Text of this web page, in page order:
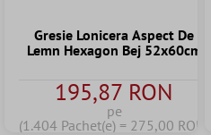
Gresie Lonicera Aspect De
Lemn Hexagon Bej 52x60cm
195,87 RON
pe
(1.404 Pachet(e) = 275,00 RON)